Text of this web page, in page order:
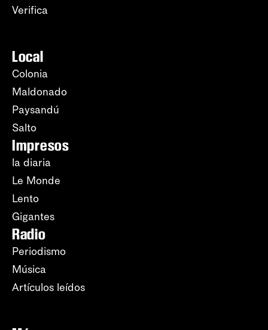
Verifica
Local
Colonia
Maldonado
Paysandú
Salto
Impresos
la diaria
Le Monde
Lento
Gigantes
Radio
Periodismo
Música
Artículos leídos